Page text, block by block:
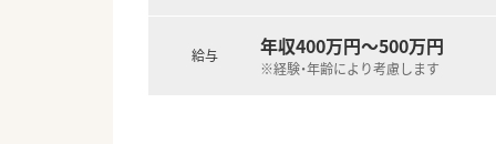
給与 年収400万円～500万円
※経験・年齢により考慮します